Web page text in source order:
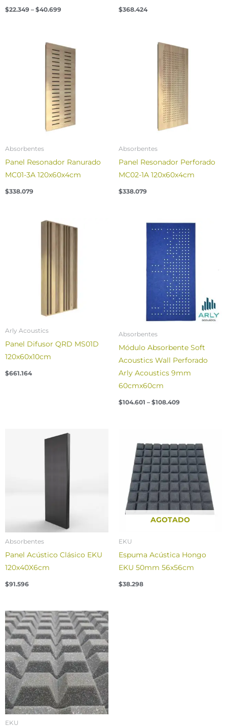
$22.349 – $40.699 $368.424
Absorbentes
Panel Resonador Ranurado
MC01-3A 120x60x4cm
$338.079
Absorbentes
Panel Resonador Perforado
MC02-1A 120x60x4cm
$338.079
Arly Acoustics
Panel Difusor QRD MS01D
120x60x10cm
$661.164
Absorbentes
Módulo Absorbente Soft
Acoustics Wall Perforado
Arly Acoustics 9mm
60cmx60cm
$104.601 – $108.409
Price
range:
$104.601
through
$108.409
Absorbentes
Panel Acústico Clásico EKU
120x40X6cm
$91.596
AGOTADO
EKU
Espuma Acústica Hongo
EKU 50mm 56x56cm
$38.298
EKU